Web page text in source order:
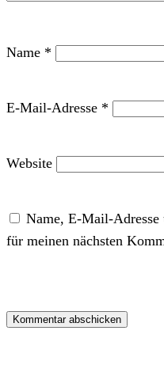
Name *
E-Mail-Adresse *
Website
Name, E-Mail-Adresse
für meinen nächsten